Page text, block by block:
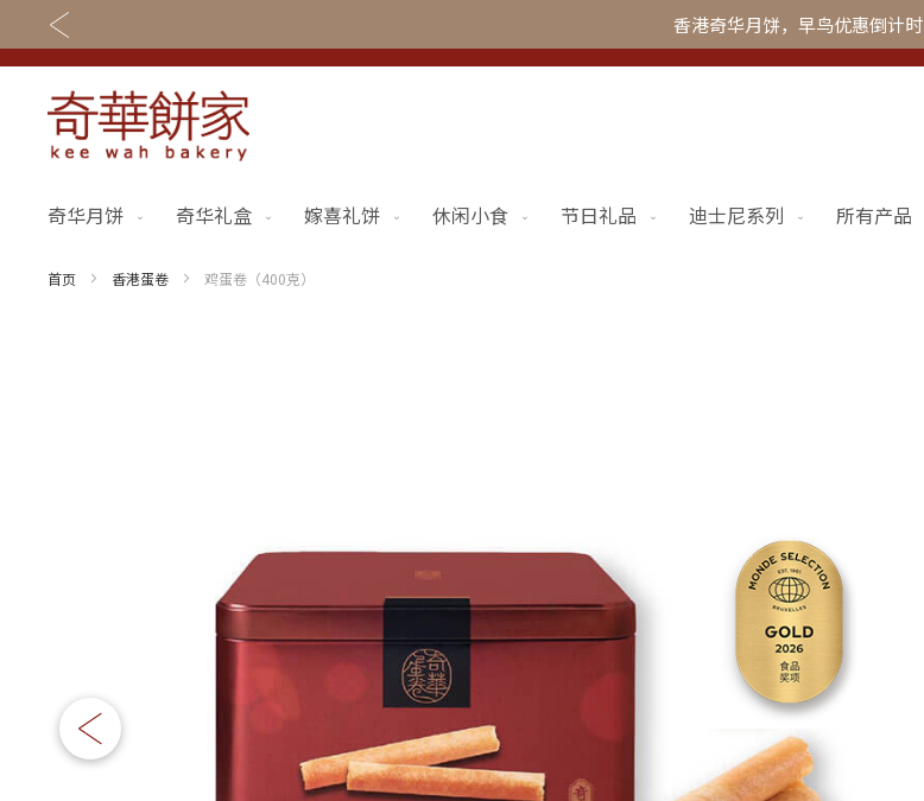
香港奇华月饼，早鸟优惠倒计时
关于奇华
奇华传奇
奇华饼食
奇华月饼
迪士尼系列
所有产品
更多
奇华月饼 奇华礼盒 嫁喜礼饼 休闲小食 节日礼品 迪士尼系列 所有产品
首页 香港蛋卷 鸡蛋卷（400克）